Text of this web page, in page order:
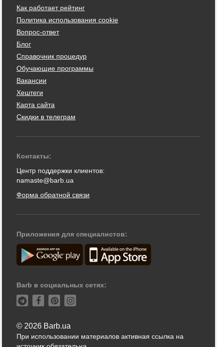
Как работает рейтинг
Политика использования cookie
Вопрос-ответ
Блог
Справочник процедур
Обучающие программы
Вакансии
Хештеги
Карта сайта
Скидки в телеграм
Контакты:
Центр поддержки клиентов:
namaste@barb.ua
Форма обратной связи
Приложения для специалистов:
Barb в социальных сетях:
© 2026 Barb.ua
При использовании материалов активная ссылка на